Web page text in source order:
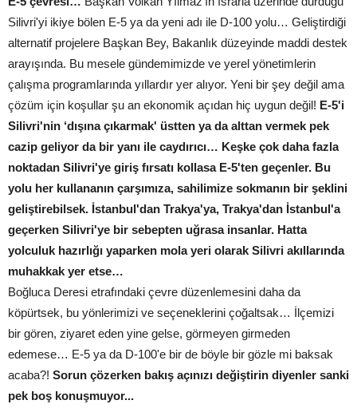
Silivri'yi ikiye bölen E-5 ya da yeni adı ile D-100 yolu… Geliştirdiği
alternatif projelere Başkan Bey, Bakanlık düzeyinde maddi destek
arayışında. Bu mesele gündemimizde ve yerel yönetimlerin
çalışma programlarında yıllardır yer alıyor. Yeni bir şey değil ama
çözüm için koşullar şu an ekonomik açıdan hiç uygun değil! E-5'i
Silivri'nin ‘dışına çıkarmak' üstten ya da alttan vermek pek
cazip geliyor da bir yanı ile caydırıcı… Keşke çok daha fazla
noktadan Silivri'ye giriş fırsatı kollasa E-5'ten geçenler. Bu
yolu her kullananın çarşımıza, sahilimize sokmanın bir şeklini
geliştirebilsek. İstanbul'dan Trakya'ya, Trakya'dan İstanbul'a
geçerken Silivri'ye bir sebepten uğrasa insanlar. Hatta
yolculuk hazırlığı yaparken mola yeri olarak Silivri akıllarında
muhakkak yer etse…
Boğluca Deresi etrafındaki çevre düzenlemesini daha da
köpürtsek, bu yönlerimizi ve seçeneklerini çoğaltsak… İlçemizi
bir gören, ziyaret eden yine gelse, görmeyen girmeden
edemese… E-5 ya da D-100'e bir de böyle bir gözle mi baksak
acaba?! Sorun çözerken bakış açınızı değiştirin diyenler sanki
pek boş konuşmuyor...